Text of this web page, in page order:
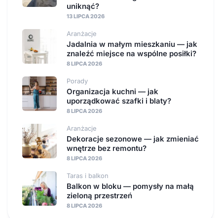
uniknąć?
13 LIPCA 2026
Aranżacje
Jadalnia w małym mieszkaniu — jak
znaleźć miejsce na wspólne posiłki?
8 LIPCA 2026
Porady
Organizacja kuchni — jak
uporządkować szafki i blaty?
8 LIPCA 2026
Aranżacje
Dekoracje sezonowe — jak zmieniać
wnętrze bez remontu?
8 LIPCA 2026
Taras i balkon
Balkon w bloku — pomysły na małą
zieloną przestrzeń
8 LIPCA 2026